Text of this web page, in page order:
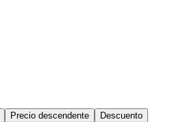
Precio descendente Descuento